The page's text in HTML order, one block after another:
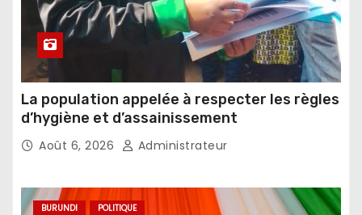
La population appelée à respecter les règles
d’hygiène et d’assainissement
Août 6, 2026 Administrateur
BURUNDI POLITIQUE